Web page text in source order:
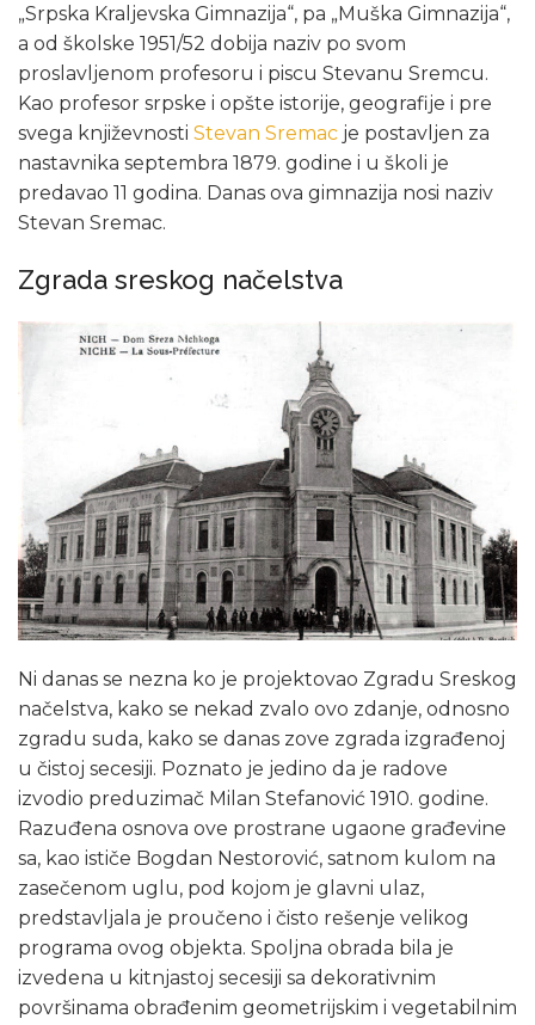
„Srpska Kraljevska Gimnazija“, pa „Muška Gimnazija“,
a od školske 1951/52 dobija naziv po svom
proslavljenom profesoru i piscu Stevanu Sremcu.
Kao profesor srpske i opšte istorije, geografije i pre
svega književnosti Stevan Sremac je postavljen za
nastavnika septembra 1879. godine i u školi je
predavao 11 godina. Danas ova gimnazija nosi naziv
Stevan Sremac.
Zgrada sreskog načelstva
Ni danas se nezna ko je projektovao Zgradu Sreskog
načelstva, kako se nekad zvalo ovo zdanje, odnosno
zgradu suda, kako se danas zove zgrada izgrađenoj
u čistoj secesiji. Poznato je jedino da je radove
izvodio preduzimač Milan Stefanović 1910. godine.
Razuđena osnova ove prostrane ugaone građevine
sa, kao ističe Bogdan Nestorović, satnom kulom na
zasečenom uglu, pod kojom je glavni ulaz,
predstavljala je proučeno i čisto rešenje velikog
programa ovog objekta. Spoljna obrada bila je
izvedena u kitnjastoj secesiji sa dekorativnim
površinama obrađenim geometrijskim i vegetabilnim